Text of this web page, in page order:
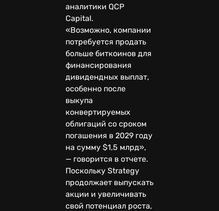
аналитики QCP
Capital.
«Возможно, компании
потребуется продать
больше биткоинов для
финансирования
дивидендных выплат,
особенно после
выкупа
конвертируемых
облигаций со сроком
погашения в 2029 году
на сумму $1,5 млрд»,
— говорится в отчете.
Поскольку Strategy
продолжает выпускать
акции и увеличивать
свой потенциал роста,